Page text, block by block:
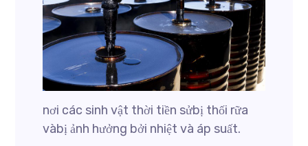
nơi các sinh vật thời tiền sửbị thối rữa
vàbị ảnh hưởng bởi nhiệt và áp suất.